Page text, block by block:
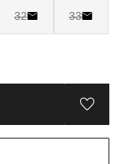
32 33